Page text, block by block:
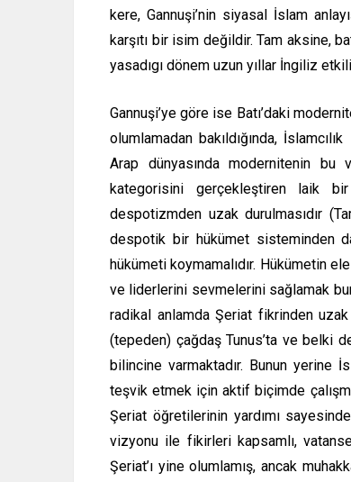
kere, Gannuşi’nin siyasal İslam
karşıtı bir isim değildir. Tam aksine,
yasadıgı dönem uzun yıllar İngiliz
Gannuşi’ye göre ise Batı’daki
olumlamadan bakıldığında,
Arap dünyasında modernitenin bu
kategorisini gerçekleştiren laik
despotizmden uzak durulmasıdır
despotik bir hükümet sisteminden
hükümeti koymamalıdır. Hükümetin
ve liderlerini sevmelerini sağlamak
radikal anlamda Şeriat fikrinden
(tepeden) çağdaş Tunus’ta ve belki
bilincine varmaktadır. Bunun
teşvik etmek için aktif biçimde
Şeriat öğretilerinin yardımı
vizyonu ile fikirleri kapsamlı,
Şeriat’ı yine olumlamış, ancak